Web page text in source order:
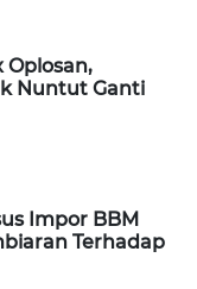
Oplosan,
Nuntut Ganti
Impor BBM
Terhadap